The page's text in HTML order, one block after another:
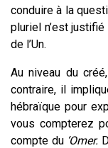
conduire à la
pluriel n’est
de l’Un.
Au niveau du
contraire, il
hébraïque pour
vous compterez
compte du ‘Omer.